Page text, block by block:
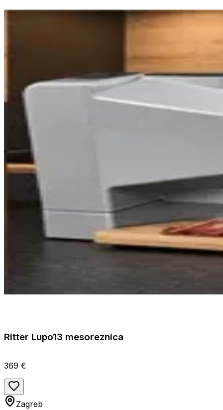
Ritter Lupo13 mesoreznica
369 €
Zagreb